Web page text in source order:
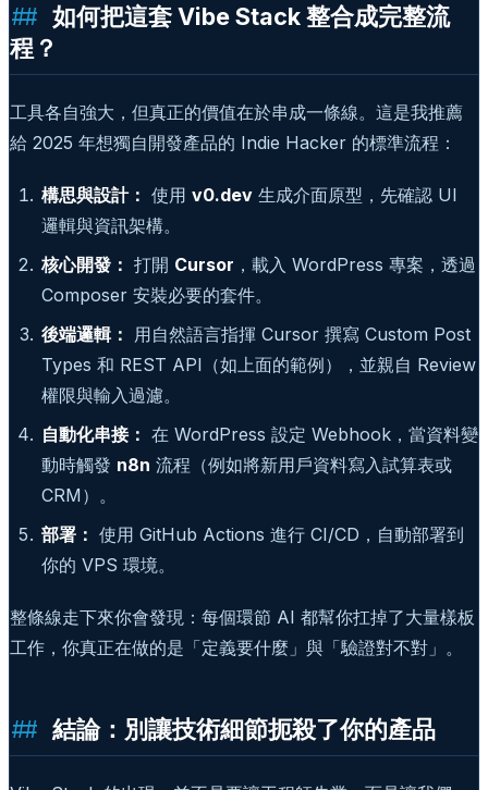
如何把這套 Vibe Stack 整合成完整流
程？
工具各自強大，但真正的價值在於串成一條線。這是我推薦
給 2025 年想獨自開發產品的 Indie Hacker 的標準流程：
構思與設計： 使用 v0.dev生成介面原型，先確認 UI
邏輯與資訊架構。
核心開發： 打開 Cursor ，載入 WordPress 專案，透過
Composer 安裝必要的套件。
後端邏輯：
用自然語言指揮 Cursor 撰寫 Custom Post
Types 和 REST API（如上面的範例），並親自 Review
權限與輸入過濾。
自動化串接： 在 WordPress 設定 Webhook，當資料變
動時觸發 n8n 流程（例如將新用戶資料寫入試算表或
CRM）。
部署： 使用 GitHub Actions 進行 CI/CD，自動部署到
你的 VPS 環境。
整條線走下來你會發現：每個環節 AI 都幫你扛掉了大量樣板
工作，你真正在做的是「定義要什麼」與「驗證對不對」。
結論：別讓技術細節扼殺了你的產品